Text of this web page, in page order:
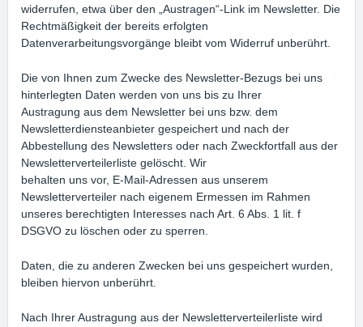
widerrufen, etwa über den „Austragen“-Link im Newsletter. Die
Rechtmäßigkeit der bereits erfolgten
Datenverarbeitungsvorgänge bleibt vom Widerruf unberührt.
Die von Ihnen zum Zwecke des Newsletter-Bezugs bei uns
hinterlegten Daten werden von uns bis zu Ihrer
Austragung aus dem Newsletter bei uns bzw. dem
Newsletterdiensteanbieter gespeichert und nach der
Abbestellung des Newsletters oder nach Zweckfortfall aus der
Newsletterverteilerliste gelöscht. Wir
behalten uns vor, E-Mail-Adressen aus unserem
Newsletterverteiler nach eigenem Ermessen im Rahmen
unseres berechtigten Interesses nach Art. 6 Abs. 1 lit. f
DSGVO zu löschen oder zu sperren.
Daten, die zu anderen Zwecken bei uns gespeichert wurden,
bleiben hiervon unberührt.
Nach Ihrer Austragung aus der Newsletterverteilerliste wird